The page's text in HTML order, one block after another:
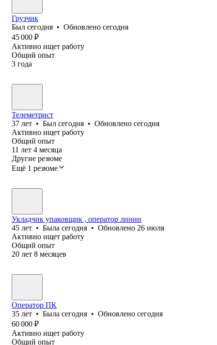
Грузчик
Был сегодня • Обновлено сегодня
45 000 ₽
Активно ищет работу
Общий опыт
3 года
Телеметрист
37 лет • Был сегодня • Обновлено сегодня
Активно ищет работу
Общий опыт
11 лет 4 месяца
Другие резюме
Ещё 1 резюме
Укладчик упаковщик , оператор линии
45 лет • Была сегодня • Обновлено 26 июля
Активно ищет работу
Общий опыт
20 лет 8 месяцев
Оператор ПК
35 лет • Была сегодня • Обновлено сегодня
60 000 ₽
Активно ищет работу
Общий опыт